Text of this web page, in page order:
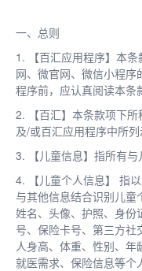
一、总则
1. 【百汇应用程序】本条
网、微官网、微信小程
程序前，应认真阅读本条
2. 【百汇】本条款项下所
及/或百汇应用程序中所列
3. 【儿童信息】指所有与
4. 【儿童个人信息】 指
与其他信息结合识别儿童
姓名、头像、护照、身份
号、保险卡号、第三方
人身高、体重、性别、年
就医需求、保险信息等个